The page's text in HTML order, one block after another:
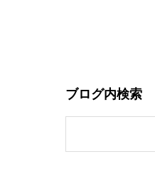
ブログ内検索